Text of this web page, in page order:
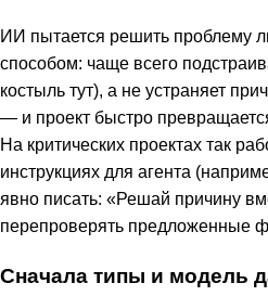
ИИ пытается решить проблему
способом: чаще всего
костыль тут), а не устраняет
— и проект быстро
На критических проектах так
инструкциях для агента
явно писать: «Решай причину
перепроверять предложенные
Сначала типы и модель